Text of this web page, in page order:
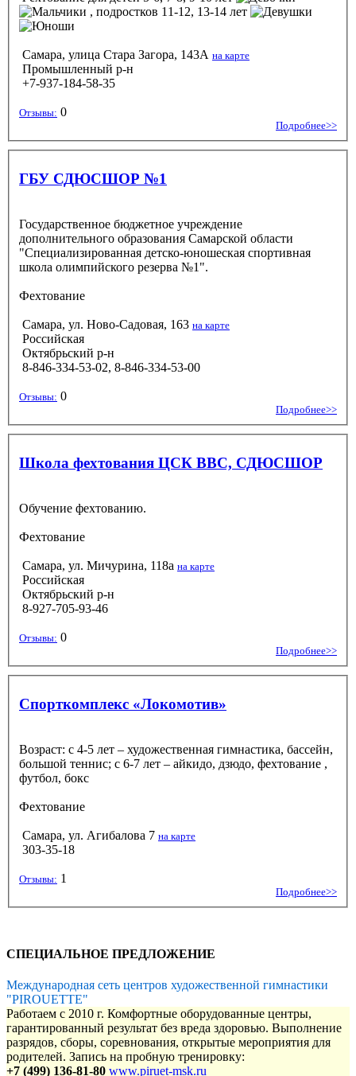
, подростков 11-12, 13-14 лет
Самара, улица Стара Загора, 143А на карте
Промышленный р-н
+7-937-184-58-35
Отзывы: 0
Подробнее>>
ГБУ СДЮСШОР №1
Государственное бюджетное учреждение
дополнительного образования Самарской области
"Специализированная детско-юношеская спортивная
школа олимпийского резерва №1".
Фехтование
Самара, ул. Ново-Садовая, 163 на карте
Российская
Октябрьский р-н
8-846-334-53-02, 8-846-334-53-00
Отзывы: 0
Подробнее>>
Школа фехтования ЦСК ВВС, СДЮСШОР
Обучение фехтованию.
Фехтование
Самара, ул. Мичурина, 118а на карте
Российская
Октябрьский р-н
8-927-705-93-46
Отзывы: 0
Подробнее>>
Спорткомплекс «Локомотив»
Возраст: с 4-5 лет – художественная гимнастика, бассейн,
большой теннис; с 6-7 лет – айкидо, дзюдо, фехтование ,
футбол, бокс
Фехтование
Самара, ул. Агибалова 7 на карте
303-35-18
Отзывы: 1
Подробнее>>
СПЕЦИАЛЬНОЕ ПРЕДЛОЖЕНИЕ
Международная сеть центров художественной гимнастики
"PIROUETTE"
Работаем с 2010 г. Комфортные оборудованные центры,
гарантированный результат без вреда здоровью. Выполнение
разрядов, сборы, соревнования, открытые мероприятия для
родителей. Запись на пробную тренировку:
+7 (499) 136-81-80 www.piruet-msk.ru